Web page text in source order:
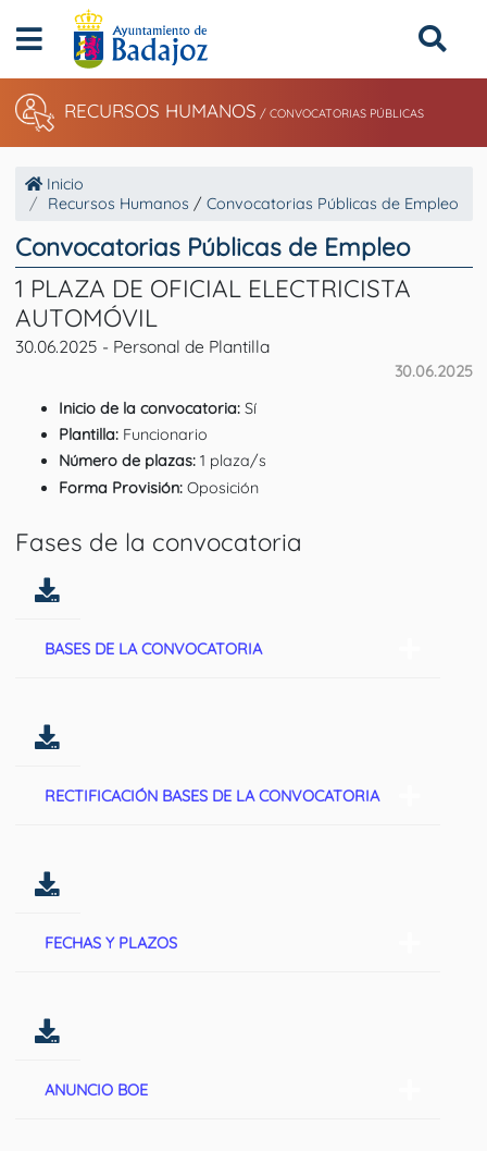
RECURSOS HUMANOS / CONVOCATORIAS PÚBLICAS
Inicio
Recursos Humanos / Convocatorias Públicas de Empleo
Convocatorias Públicas de Empleo
1 PLAZA DE OFICIAL ELECTRICISTA
AUTOMÓVIL
30.06.2025 - Personal de Plantilla
30.06.2025
Inicio de la convocatoria:Sí
Plantilla: Funcionario
Número de plazas:1 plaza/s
Forma Provisión:Oposición
Fases de la convocatoria
BASES DE LA CONVOCATORIA
RECTIFICACIÓN BASES DE LA CONVOCATORIA
FECHAS Y PLAZOS
ANUNCIO BOE